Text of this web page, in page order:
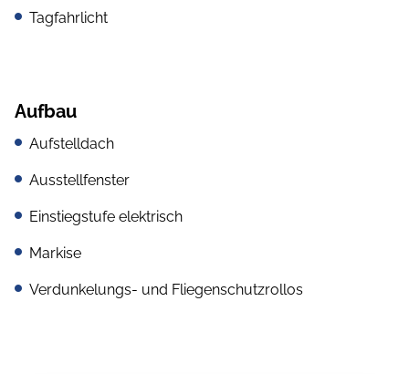
Tagfahrlicht
Aufbau
Aufstelldach
Ausstellfenster
Einstiegstufe elektrisch
Markise
Verdunkelungs- und Fliegenschutzrollos